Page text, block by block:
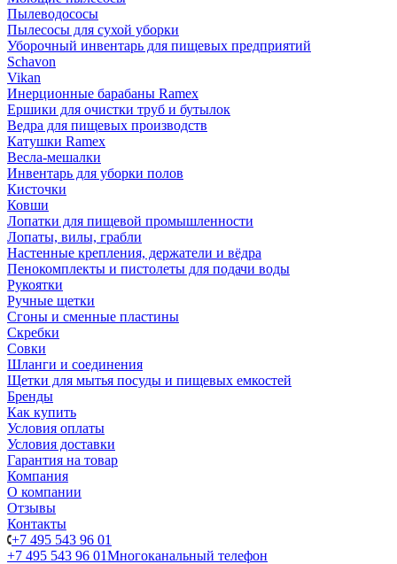
Пылеводососы
Пылесосы для сухой уборки
Уборочный инвентарь для пищевых предприятий
Schavon
Vikan
Инерционные барабаны Ramex
Ершики для очистки труб и бутылок
Ведра для пищевых производств
Катушки Ramex
Весла-мешалки
Инвентарь для уборки полов
Кисточки
Ковши
Лопатки для пищевой промышленности
Лопаты, вилы, грабли
Настенные крепления, держатели и вёдра
Пенокомплекты и пистолеты для подачи воды
Рукоятки
Ручные щетки
Сгоны и сменные пластины
Скребки
Совки
Шланги и соединения
Щетки для мытья посуды и пищевых емкостей
Бренды
Как купить
Условия оплаты
Условия доставки
Гарантия на товар
Компания
О компании
Отзывы
Контакты
+7 495 543 96 01
+7 495 543 96 01Многоканальный телефон